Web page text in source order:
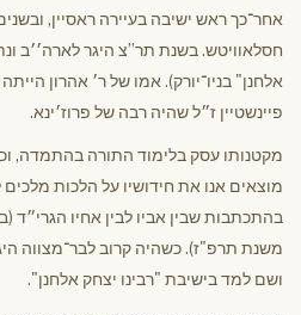
אחר־כך ראש ישיבה בעיירה ראסיין,
חסלאוויטש. בשנת תר”צ היגר לארה׳׳ב
אלחנן" בניו־יורק). אמו של ר׳ אהרון
פיינשטיין ז״ל שהיה רבה של פרוז׳ינא.
מקטנותו עסק בלימוד התורה בהתמדה,
מוצאים אנו את חידושיו על הלכות
בהתכתבות שבין אביו לבין אחיו
משנת תרפ"ז). כשהיה קרוב לבר־מצווה
ושם למד בישיבת "רבינו יצחק אלחנן".